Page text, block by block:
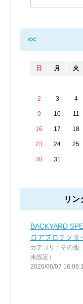
<<
日 月 火
2 3 4
9 10 11
16 17 18
23 24 25
30 31
リン
BACKYARD
ロアプロテクタ
カテゴリ：その他
未設定）
2026/06/07